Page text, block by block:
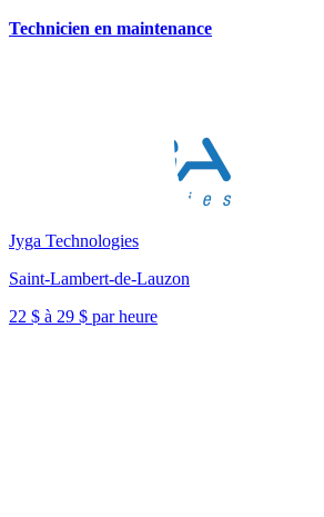
Technicien en maintenance
Jyga Technologies
Saint-Lambert-de-Lauzon
22 $ à 29 $ par heure